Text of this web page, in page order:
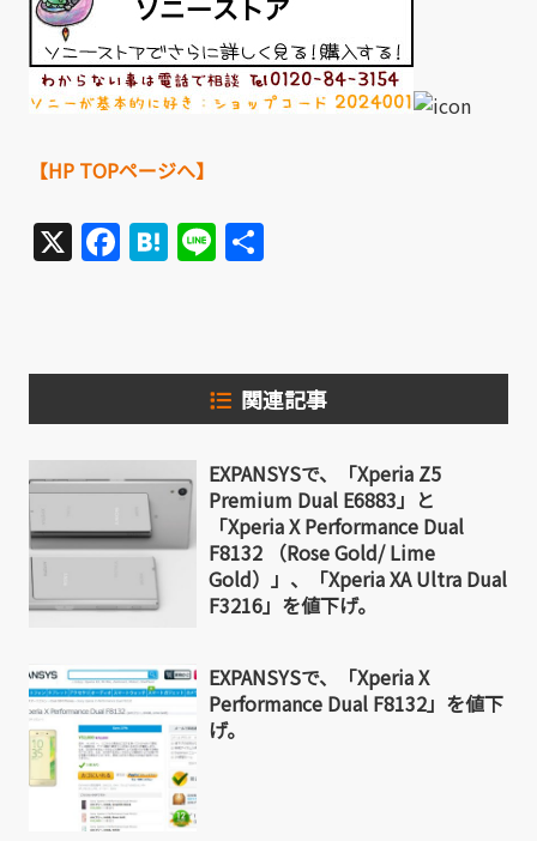
【HP TOPページへ】
X Facebook
Hatena
Line
関連記事
EXPANSYSで、「Xperia Z5
Premium Dual E6883」と
「Xperia X Performance Dual
F8132 （Rose Gold/ Lime
Gold）」、「Xperia XA Ultra Dual
F3216」を値下げ。
EXPANSYSで、「Xperia X
Performance Dual F8132」を値下
げ。